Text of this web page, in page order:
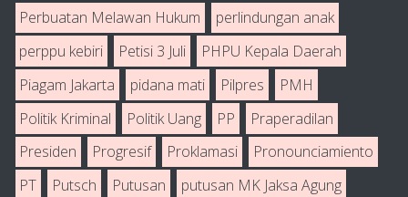
Perbuatan Melawan Hukum
perlindungan anak
perppu kebiri
Petisi 3 Juli
PHPU Kepala Daerah
Piagam Jakarta
pidana mati Pilpres
PMH
Politik Kriminal
Politik Uang PP
Praperadilan
Presiden
Progresif Proklamasi
Pronounciamiento
PT
Putsch Putusan
putusan MK Jaksa Agung